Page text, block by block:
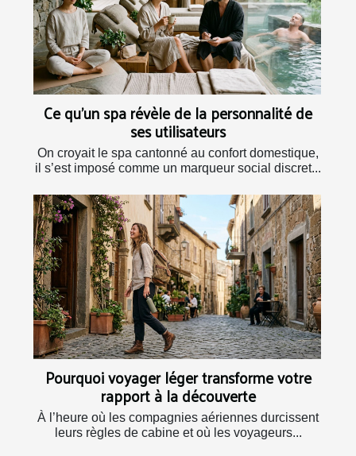
Ce qu’un spa révèle de la personnalité de
ses utilisateurs
On croyait le spa cantonné au confort domestique,
il s’est imposé comme un marqueur social discret...
Pourquoi voyager léger transforme votre
rapport à la découverte
À l’heure où les compagnies aériennes durcissent
leurs règles de cabine et où les voyageurs...